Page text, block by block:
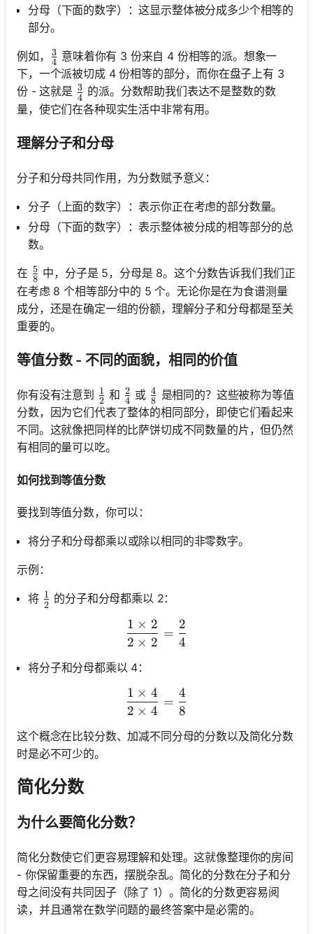
分母（下面的数字）：这显示整体被分成多少个相等的
部分。
例如， \frac{3}{4}
4
3 意味着你有 3 份来自 4 份相等的派。想象一
下，一个派被切成 4 份相等的部分，而你在盘子上有 3
份 - 这就是 \frac{3}{4}
4
3 的派。分数帮助我们表达不是整数的数
量，使它们在各种现实生活中非常有用。
理解分子和分母
分子和分母共同作用，为分数赋予意义：
分子（上面的数字）：表示你正在考虑的部分数量。
分母（下面的数字）：表示整体被分成的相等部分的总
数。
在 \frac{5}{8}
8
5 中，分子是 5，分母是 8。这个分数告诉我们我们正
在考虑 8 个相等部分中的 5 个。无论你是在为食谱测量
成分，还是在确定一组的份额，理解分子和分母都是至关
重要的。
等值分数 - 不同的面貌，相同的价值
你有没有注意到 \frac{1}{2}
2
1 和 \frac{2}{4}
4
2 或 \frac{4}{8}
8
4 是相同的？这些被称为等值
分数，因为它们代表了整体的相同部分，即使它们看起来
不同。这就像把同样的比萨饼切成不同数量的片，但仍然
有相同的量可以吃。
如何找到等值分数
要找到等值分数，你可以：
将分子和分母都乘以或除以相同的非零数字。
示例：
将 \frac{1}{2}
2
1 的分子和分母都乘以 2：
\frac{1 \times 2}{2
2 × 2
1 × 2
=
4
2
将分子和分母都乘以 4：
\frac{1 \times 4}{2
2 × 4
1 × 4
=
8
4
这个概念在比较分数、加减不同分母的分数以及简化分数
时是必不可少的。
简化分数
为什么要简化分数？
简化分数使它们更容易理解和处理。这就像整理你的房间
- 你保留重要的东西，摆脱杂乱。简化的分数在分子和分
母之间没有共同因子（除了 1）。简化的分数更容易阅
读，并且通常在数学问题的最终答案中是必需的。